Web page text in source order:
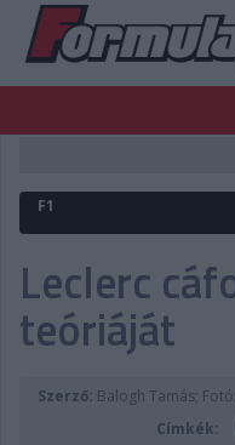
FORMULA
PODCAST
LIVE
DIGITÁLIS MAGAZIN
F1
Leclerc
teóriáját
Szerző: Balogh Tamás;
Címkék: